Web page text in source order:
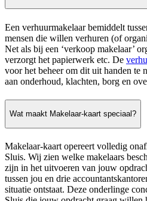
Een verhuurmakelaar bemiddelt
mensen die willen verhuren (of
Net als bij een ‘verkoop makelaar’
verzorgt het papierwerk etc. De
voor het beheer om dit uit handen te
aan onderhoud, klachten, borg en
Wat maakt Makelaar-kaart speciaal?
Makelaar-kaart opereert volledig
Sluis. Wij zien welke makelaars
zijn in het uitvoeren van jouw
tussen jou en drie
situatie ontstaat. Deze onderlinge